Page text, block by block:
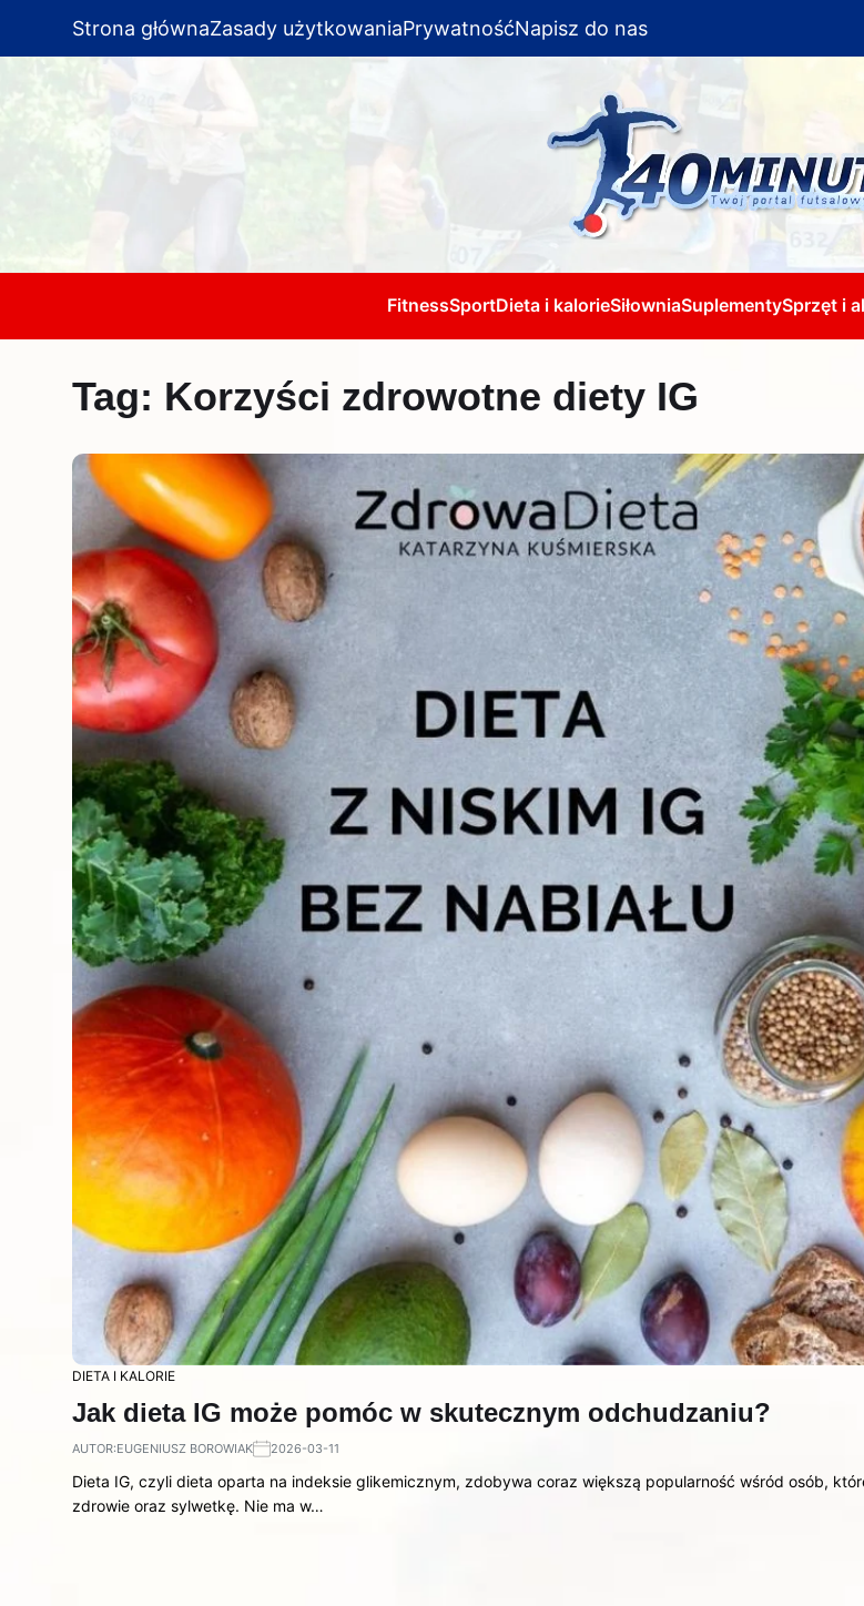
Strona głównaZasady użytkowaniaPrywatnośćNapisz do nas
FitnessSportDieta i kalorieSiłowniaSuplementySprzęt i
Tag: Korzyści zdrowotne diety IG
DIETA I KALORIE
Jak dieta IG może pomóc w skutecznym odchudzaniu?
AUTOR:EUGENIUSZ BOROWIAK 2026-03-11
Dieta IG, czyli dieta oparta na indeksie glikemicznym, zdobywa coraz większą popularność wśród osób,
zdrowie oraz sylwetkę. Nie ma w…